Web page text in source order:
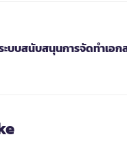
บบสนับสนุนการจัดทำเอก
Relations